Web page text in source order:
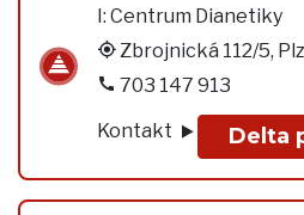
I: Centrum Dianetiky
Zbrojnická 112/5,
703 147 913
Kontakt
Delta